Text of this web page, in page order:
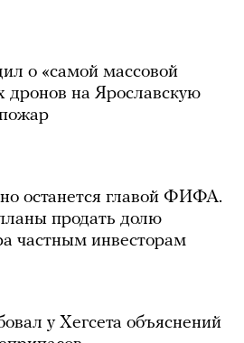
о «самой массовой
дронов на Ярославскую
останется главой ФИФА.
продать долю
частным инвесторам
у Хегсета объяснений